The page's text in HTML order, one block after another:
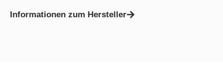
Informationen zum Hersteller